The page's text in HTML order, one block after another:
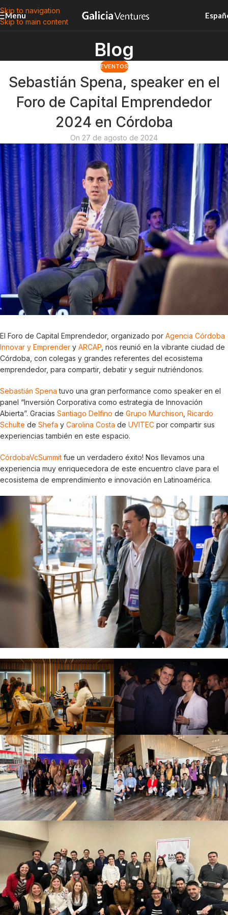
Skip to navigation
Skip to main content
Menu
Blog
EVENTOS
Sebastián Spena, speaker en el
Foro de Capital Emprendedor
2024 en Córdoba
On 27 de agosto de 2024
El Foro de Capital Emprendedor, organizado por Agencia Córdoba
Innovar y Emprender y ARCAP , nos reunió en la vibrante ciudad de
Córdoba, con colegas y grandes referentes del ecosistema
emprendedor, para compartir, debatir y seguir nutriéndonos.
Sebastián Spena tuvo una gran performance como speaker en el
panel “Inversión Corporativa como estrategia de Innovación
Abierta”. Gracias Santiago Delfino de Grupo Murchison Ricardo
Schulte de Shefa y Carolina Costa de UVITEC por compartir sus
experiencias también en este espacio.
CórdobaVcSummit fue un verdadero éxito! Nos llevamos una
experiencia muy enriquecedora de este encuentro clave para el
ecosistema de emprendimiento e innovación en Latinoamérica.